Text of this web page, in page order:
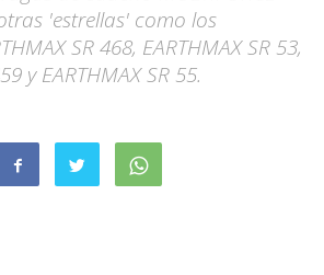
'estrellas' como los
SR 468, EARTHMAX SR 53,
y EARTHMAX SR 55.